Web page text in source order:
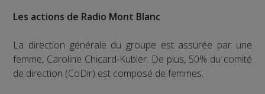
Les actions de Radio Mont Blanc
La direction générale du groupe est assurée par une
femme, Caroline Chicard-Kubler. De plus, 50% du comité
de direction (CoDir) est composé de femmes.